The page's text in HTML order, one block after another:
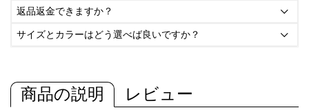
返品返金できますか？ 
サイズとカラーはどう選べば良いですか？ 
商品の説明 レビュー